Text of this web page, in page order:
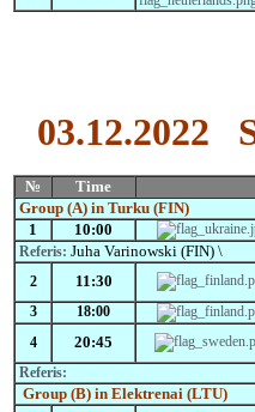
03.12.2022
№ Time
Group (A) in Turku (FIN)
1
10:00
Referis: Juha Varinowski (FIN) \
2 11:30
3 18:00
4 20:45
Referis:
Group (B) in Elektrenai (LTU)